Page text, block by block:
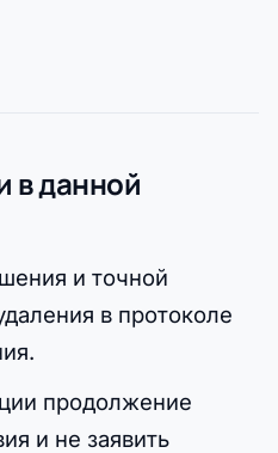
в данной
и точной
в протоколе
продолжение
и не заявить